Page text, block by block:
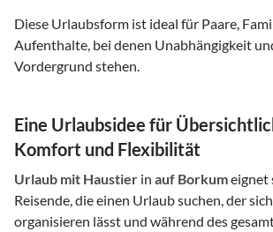
Diese Urlaubsform ist ideal für Paare,
Aufenthalte, bei denen Unabhängigkeit
Vordergrund stehen.
Eine Urlaubsidee für
Komfort und Flexibilität
Urlaub mit Haustier in auf Borkumeignet
Reisende, die einen Urlaub suchen, der
organisieren lässt und während des